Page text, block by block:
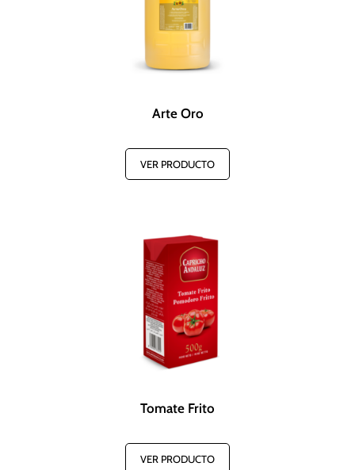
Arte Oro
VER PRODUCTO
Tomate Frito
VER PRODUCTO